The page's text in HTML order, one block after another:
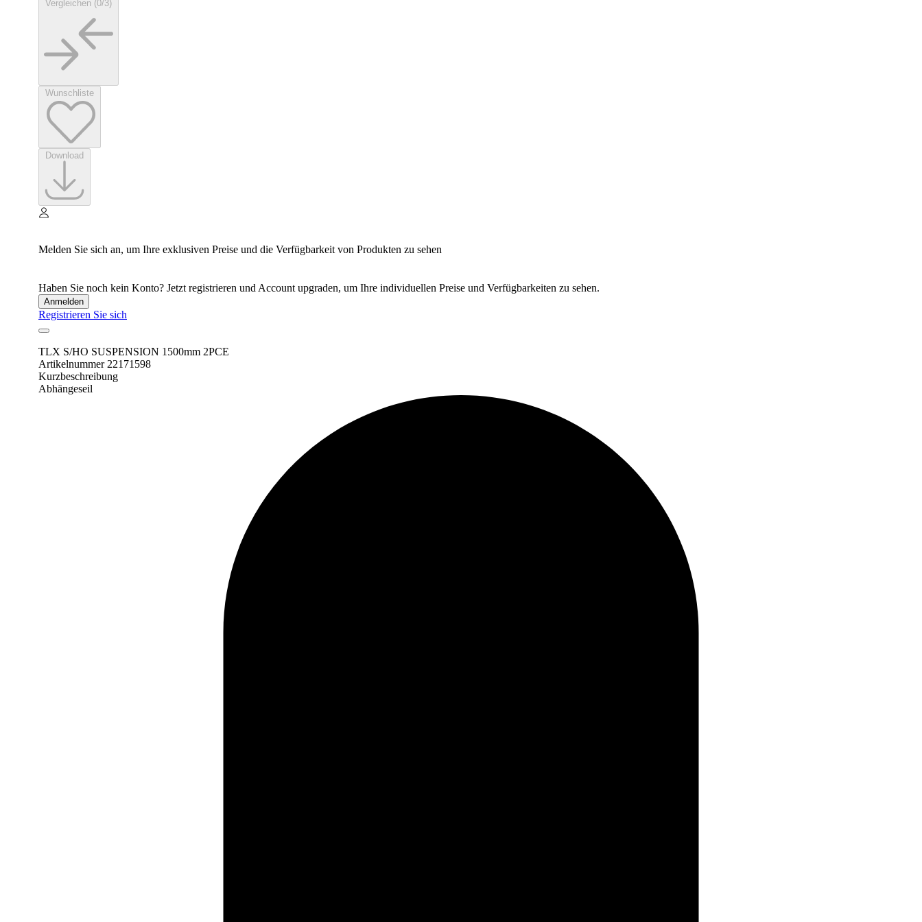
Melden Sie sich an, um Ihre exklusiven Preise und die Verfügbarkeit von Produkten zu sehen
Haben Sie noch kein Konto? Jetzt registrieren und Account upgraden, um Ihre individuellen Preise und Verfügbarkeiten zu sehen.
Anmelden
Registrieren Sie sich
TLX S/HO SUSPENSION 1500mm 2PCE
Artikelnummer 22171598
Kurzbeschreibung
Abhängeseil